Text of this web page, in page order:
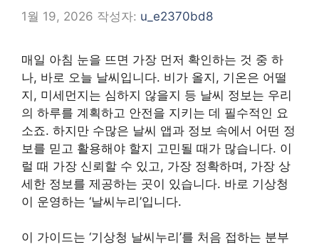
1월 19, 2026 작성자: u_e2370bd8
매일 아침 눈을 뜨면 가장 먼저 확인하는 것 중 하
나, 바로 오늘 날씨입니다. 비가 올지, 기온은 어떨
지, 미세먼지는 심하지 않을지 등 날씨 정보는 우리
의 하루를 계획하고 안전을 지키는 데 필수적인 요
소죠. 하지만 수많은 날씨 앱과 정보 속에서 어떤 정
보를 믿고 활용해야 할지 고민될 때가 많습니다. 이
럴 때 가장 신뢰할 수 있고, 가장 정확하며, 가장 상
세한 정보를 제공하는 곳이 있습니다. 바로 기상청
이 운영하는 ‘날씨누리’입니다.
이 가이드는 ‘기상청 날씨누리’를 처음 접하는 분부